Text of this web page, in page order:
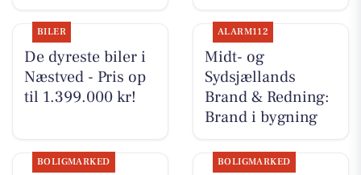
BILER
De dyreste biler i
Næstved - Pris op
til 1.399.000 kr!
ALARM112
Midt- og
Sydsjællands
Brand & Redning:
Brand i bygning
BOLIGMARKED BOLIGMARKED